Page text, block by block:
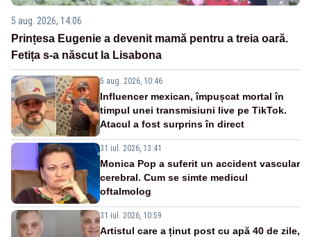
5 aug. 2026, 14:06
Prințesa Eugenie a devenit mamă pentru a treia oară.
Fetița s-a născut la Lisabona
5 aug. 2026, 10:46
Influencer mexican, împușcat mortal în
timpul unei transmisiuni live pe TikTok.
Atacul a fost surprins în direct
31 iul. 2026, 13:41
Monica Pop a suferit un accident vascular
cerebral. Cum se simte medicul
oftalmolog
31 iul. 2026, 10:59
Artistul care a ținut post cu apă 40 de zile,